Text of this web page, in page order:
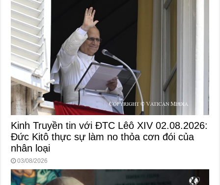
Kinh Truyền tin với ĐTC Lêô XIV 02.08.2026:
Đức Kitô thực sự làm no thỏa cơn đói của
nhân loại
03/08/2026